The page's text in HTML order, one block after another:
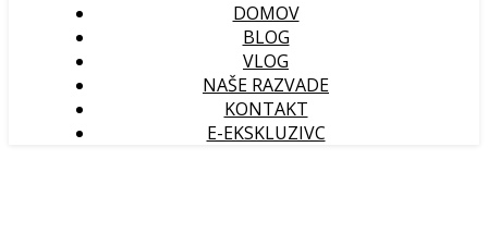
DOMOV
BLOG
VLOG
NAŠE RAZVADE
KONTAKT
E-EKSKLUZIVC